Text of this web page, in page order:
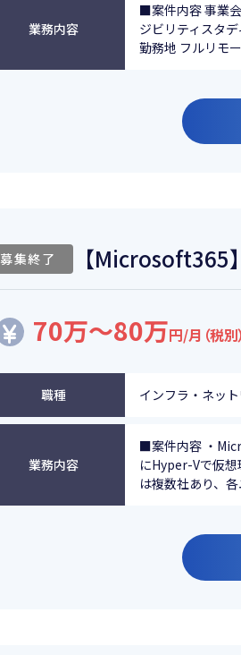
業務内容
■案件内容 事業
ジビリティスタ
勤務地 フルリモ
募集終了 【Microsoft365
70万～80万円/月（税別）
職種 インフラ・ネッ
業務内容
■案件内容 ・
にHyper-Vで仮
は複数社あり、